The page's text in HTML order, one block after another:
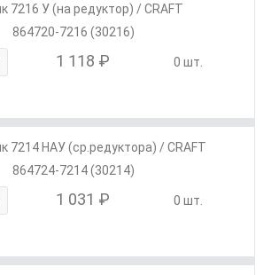
7216 У (на редуктор) / CRAFT
864720-7216 (30216)
1 118 ₽ 0 шт.
7214 НАУ (ср.редуктора) / CRAFT
864724-7214 (30214)
1 031 ₽ 0 шт.